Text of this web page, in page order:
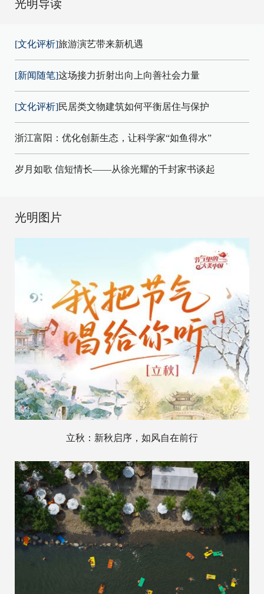
光明导读
[文化评析]旅游演艺带来新机遇
[新闻随笔]这场接力折射出向上向善社会力量
[文化评析]民居类文物建筑如何平衡居住与保护
浙江富阳：优化创新生态，让科学家“如鱼得水”
岁月如歌 信短情长——从徐光耀的千封家书谈起
光明图片
立秋：新秋启序，如风自在前行